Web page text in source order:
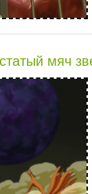
мяч